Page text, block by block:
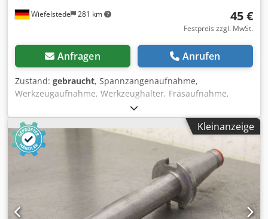
Wiefelstede 281 km 45 €
Festpreis zzgl. MwSt.
Anfragen Anrufen
Zustand: gebraucht, Spannzangenaufnahme,
Werkzeugaufnahme, Werkzeughalter, Fräsaufnahme,
Fräswerkzeug -Aufnahme: SK50 -ohne Spannhülsen
Dodpfx Aec U Tz Rjb Seck -Hersteller: Gewefa -Typ:
05.006.003/3-32Ø -Gewicht: 3,4 kg
Kleinanzeige